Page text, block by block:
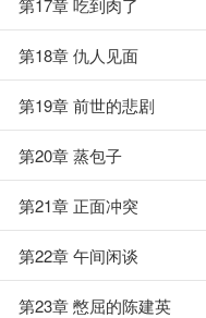
第17章 吃到肉了
第18章 仇人见面
第19章 前世的悲剧
第20章 蒸包子
第21章 正面冲突
第22章 午间闲谈
第23章 憋屈的陈建英